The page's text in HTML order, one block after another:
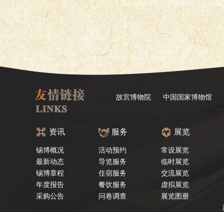
故宮博物院 中国国家博物馆
资讯
锡博概况
最新动态
锡博章程
年度报告
采购公告
服务
活动预约
导览服务
住宿服务
餐饮服务
问卷调查
展览
常设展览
临时展览
交流展览
虚拟展览
展览图册